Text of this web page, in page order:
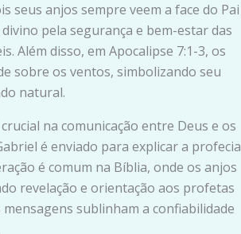
seus anjos sempre veem a face do Pai
pela segurança e bem-estar das
Além disso, em Apocalipse 7:1-3, os
sobre os ventos, simbolizando seu
natural.
na comunicação entre Deus e os
é enviado para explicar a profecia
é comum na Bíblia, onde os anjos
revelação e orientação aos profetas
sublinham a confiabilidade